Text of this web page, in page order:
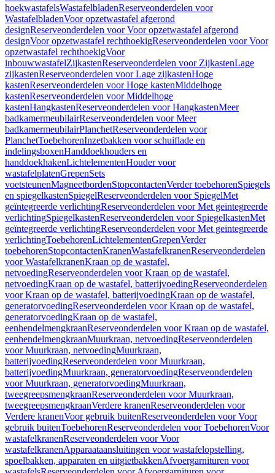
hoekwastafelsWastafelbladenReserveonderdelen voor
WastafelbladenVoor opzetwastafel afgerond
designReserveonderdelen voor Voor opzetwastafel afgerond
designVoor opzetwastafel rechthoekigReserveonderdelen voor Voor
opzetwastafel rechthoekigVoor
inbouwwastafelZijkastenReserveonderdelen voor ZijkastenLage
zijkastenReserveonderdelen voor Lage zijkastenHoge
kastenReserveonderdelen voor Hoge kastenMiddelhoge
kastenReserveonderdelen voor Middelhoge
kastenHangkastenReserveonderdelen voor HangkastenMeer
badkamermeubilairReserveonderdelen voor Meer
badkamermeubilairPlanchetReserveonderdelen voor
PlanchetToebehorenInzetbakken voor schuiflade en
indelingsboxenHanddoekhouders en
handdoekhakenLichtelementenHouder voor
wastafelplatenGrepenSets
voetsteunenMagneetbordenStopcontactenVerder toebehorenSpiegels
en spiegelkastenSpiegelReserveonderdelen voor SpiegelMet
geïntegreerde verlichtingReserveonderdelen voor Met geïntegreerde
verlichtingSpiegelkastenReserveonderdelen voor SpiegelkastenMet
geïntegreerde verlichtingReserveonderdelen voor Met geïntegreerde
verlichtingToebehorenLichtelementenGrepenVerder
toebehorenStopcontactenKranenWastafelkranenReserveonderdelen
voor WastafelkranenKraan op de wastafel,
netvoedingReserveonderdelen voor Kraan op de wastafel,
netvoedingKraan op de wastafel, batterijvoedingReserveonderdelen
voor Kraan op de wastafel, batterijvoedingKraan op de wastafel,
generatorvoedingReserveonderdelen voor Kraan op de wastafel,
generatorvoedingKraan op de wastafel,
eenhendelmengkraanReserveonderdelen voor Kraan op de wastafel,
eenhendelmengkraanMuurkraan, netvoedingReserveonderdelen
voor Muurkraan, netvoedingMuurkraan,
batterijvoedingReserveonderdelen voor Muurkraan,
batterijvoedingMuurkraan, generatorvoedingReserveonderdelen
voor Muurkraan, generatorvoedingMuurkraan,
tweegreepsmengkraanReserveonderdelen voor Muurkraan,
tweegreepsmengkraanVerdere kranenReserveonderdelen voor
Verdere kranenVoor gebruik buitenReserveonderdelen voor Voor
gebruik buitenToebehorenReserveonderdelen voor ToebehorenVoor
wastafelkranenReserveonderdelen voor Voor
wastafelkranenApparaataansluitingen voor wastafelopstelling,
spoelbakken, apparaten en uitgietbakkenAfvoergarnituren voor